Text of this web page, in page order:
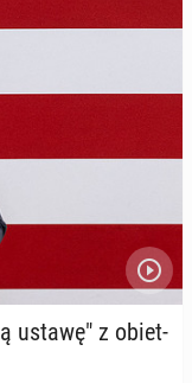
ustawę" z obiet­